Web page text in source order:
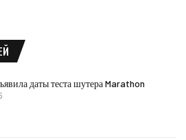
даты теста шутера Marathon